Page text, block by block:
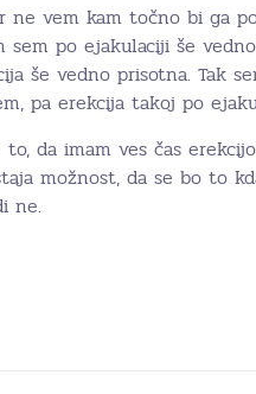
ne vem kam točno bi ga
po ejakulaciji še vedno
še vedno prisotna. Tak
pa erekcija takoj po
to, da imam ves čas
možnost, da se bo to
ne.